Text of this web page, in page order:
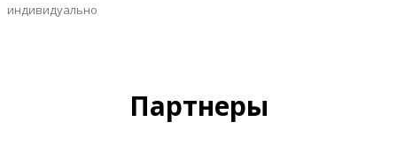
индивидуально
Партнеры